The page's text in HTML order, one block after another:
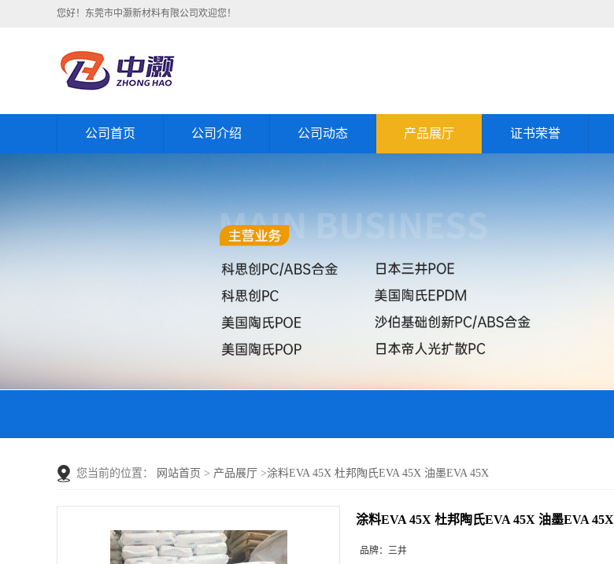
您好！东莞市中灏新材料有限公司欢迎您！
公司首页 公司介绍 公司动态 产品展厅 证书荣誉
您当前的位置： 网站首页 > 产品展厅 >涂料EVA 45X 杜邦陶氏EVA 45X 油墨EVA 45X
涂料EVA 45X 杜邦陶氏EVA 45X 油墨EVA 45X
品牌： 三井